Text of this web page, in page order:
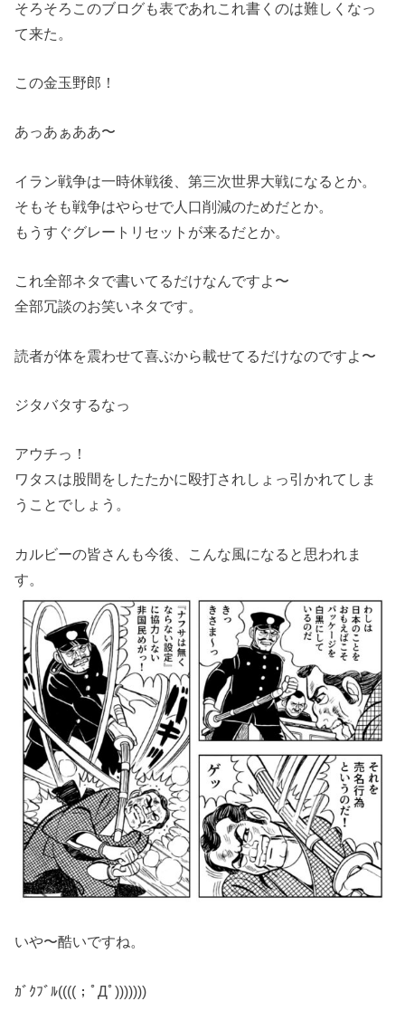
そろそろこのブログも表であれこれ書くのは難しくなっ
て来た。
この金玉野郎！
あっあぁああ〜
イラン戦争は一時休戦後、第三次世界大戦になるとか。
そもそも戦争はやらせで人口削減のためだとか。
もうすぐグレートリセットが来るだとか。
これ全部ネタで書いてるだけなんですよ〜
全部冗談のお笑いネタです。
読者が体を震わせて喜ぶから載せてるだけなのですよ〜
ジタバタするなっ
アウチっ！
ワタスは股間をしたたかに殴打されしょっ引かれてしま
うことでしょう。
カルビーの皆さんも今後、こんな風になると思われま
す。
いや〜酷いですね。
ｶﾞｸﾌﾞﾙ((((；ﾟДﾟ)))))))